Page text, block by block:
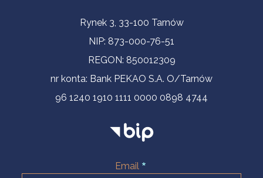
Contact InformationRynek 3, 33-100 Tarnów
NIP: 873-000-76-51
REGON: 850012309
nr konta: Bank PEKAO S.A. O/Tarnów
96 1240 1910 1111 0000 0898 4744
Email